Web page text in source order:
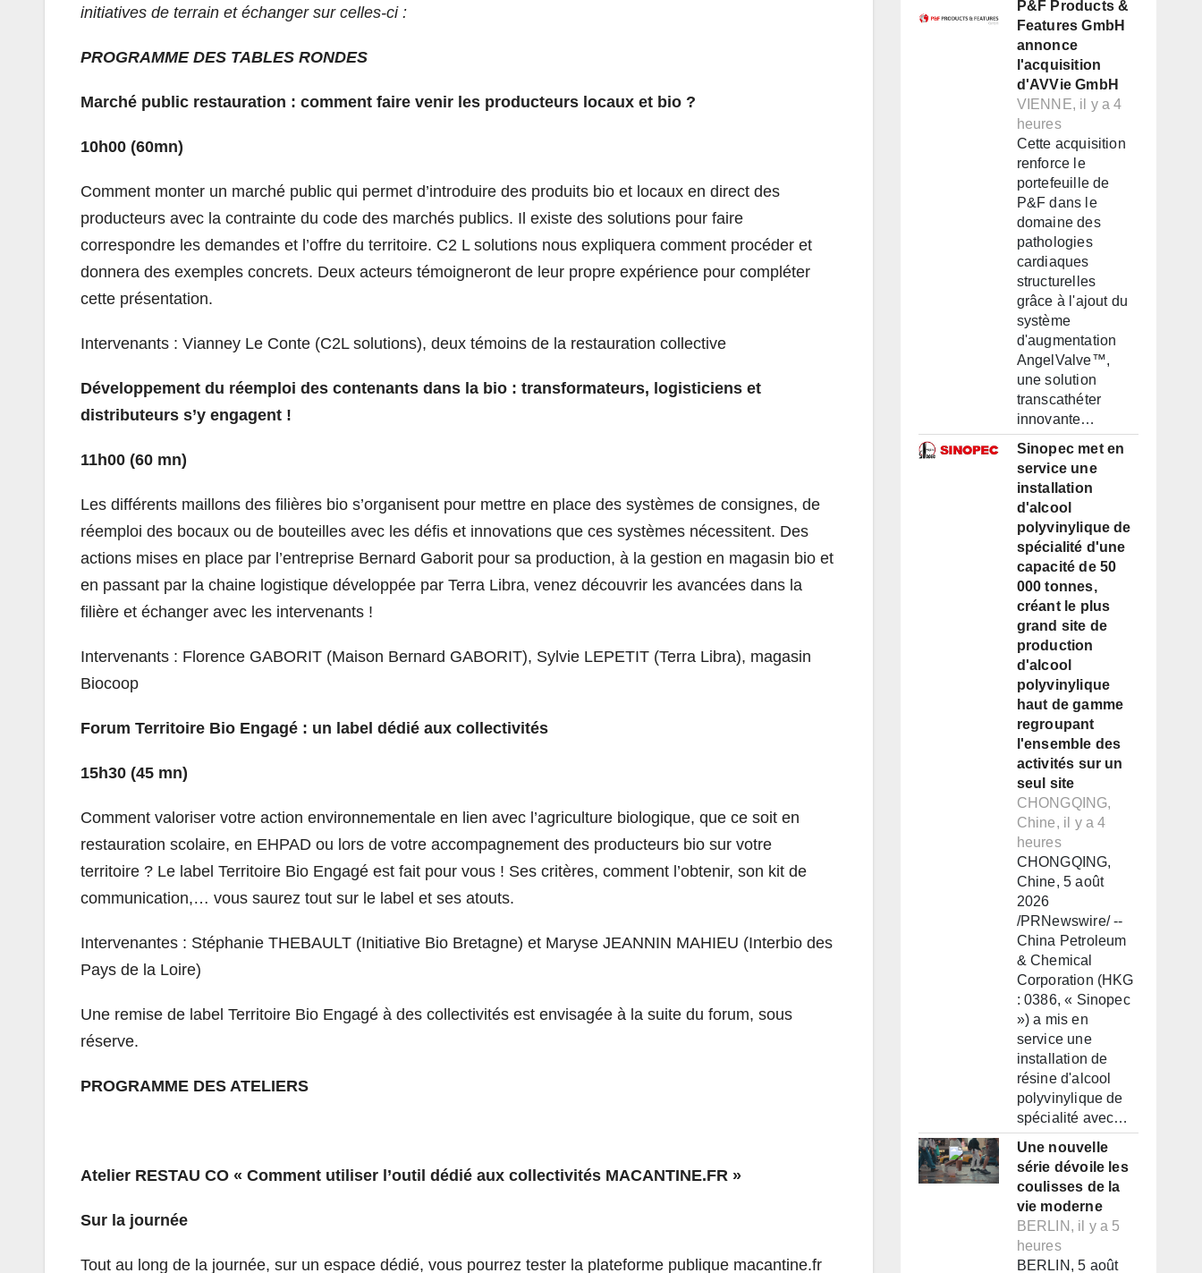
initiatives de terrain et échanger sur celles-ci :
PROGRAMME DES TABLES RONDES
Marché public restauration : comment faire venir les producteurs locaux et bio ?
10h00 (60mn)
Comment monter un marché public qui permet d’introduire des produits bio et locaux en direct des
producteurs avec la contrainte du code des marchés publics. Il existe des solutions pour faire
correspondre les demandes et l’offre du territoire. C2 L solutions nous expliquera comment procéder et
donnera des exemples concrets. Deux acteurs témoigneront de leur propre expérience pour compléter
cette présentation.
Intervenants : Vianney Le Conte (C2L solutions), deux témoins de la restauration collective
Développement du réemploi des contenants dans la bio : transformateurs, logisticiens et
distributeurs s’y engagent !
11h00 (60 mn)
Les différents maillons des filières bio s’organisent pour mettre en place des systèmes de consignes, de
réemploi des bocaux ou de bouteilles avec les défis et innovations que ces systèmes nécessitent. Des
actions mises en place par l’entreprise Bernard Gaborit pour sa production, à la gestion en magasin bio et
en passant par la chaine logistique développée par Terra Libra, venez découvrir les avancées dans la
filière et échanger avec les intervenants !
Intervenants : Florence GABORIT (Maison Bernard GABORIT), Sylvie LEPETIT (Terra Libra), magasin
Biocoop
Forum Territoire Bio Engagé : un label dédié aux collectivités
15h30 (45 mn)
Comment valoriser votre action environnementale en lien avec l’agriculture biologique, que ce soit en
restauration scolaire, en EHPAD ou lors de votre accompagnement des producteurs bio sur votre
territoire ? Le label Territoire Bio Engagé est fait pour vous ! Ses critères, comment l’obtenir, son kit de
communication,… vous saurez tout sur le label et ses atouts.
Intervenantes : Stéphanie THEBAULT (Initiative Bio Bretagne) et Maryse JEANNIN MAHIEU (Interbio des
Pays de la Loire)
Une remise de label Territoire Bio Engagé à des collectivités est envisagée à la suite du forum, sous
réserve.
PROGRAMME DES ATELIERS
Atelier RESTAU CO « Comment utiliser l’outil dédié aux collectivités MACANTINE.FR »
Sur la journée
Tout au long de la journée, sur un espace dédié, vous pourrez tester la plateforme publique macantine.fr
P&F Products &
Features GmbH
annonce
l'acquisition
d'AVVie GmbH
VIENNE, il y a 4
heures
Cette acquisition
renforce le
portefeuille de
P&F dans le
domaine des
pathologies
cardiaques
structurelles
grâce à l'ajout du
système
d'augmentation
AngelValve™,
une solution
transcathéter
innovante…
Sinopec met en
service une
installation
d'alcool
polyvinylique de
spécialité d'une
capacité de 50
000 tonnes,
créant le plus
grand site de
production
d'alcool
polyvinylique
haut de gamme
regroupant
l'ensemble des
activités sur un
seul site
CHONGQING,
Chine, il y a 4
heures
CHONGQING,
Chine, 5 août
2026
/PRNewswire/ --
China Petroleum
& Chemical
Corporation (HKG
: 0386, « Sinopec
») a mis en
service une
installation de
résine d'alcool
polyvinylique de
spécialité avec…
Une nouvelle
série dévoile les
coulisses de la
vie moderne
BERLIN, il y a 5
heures
BERLIN, 5 août